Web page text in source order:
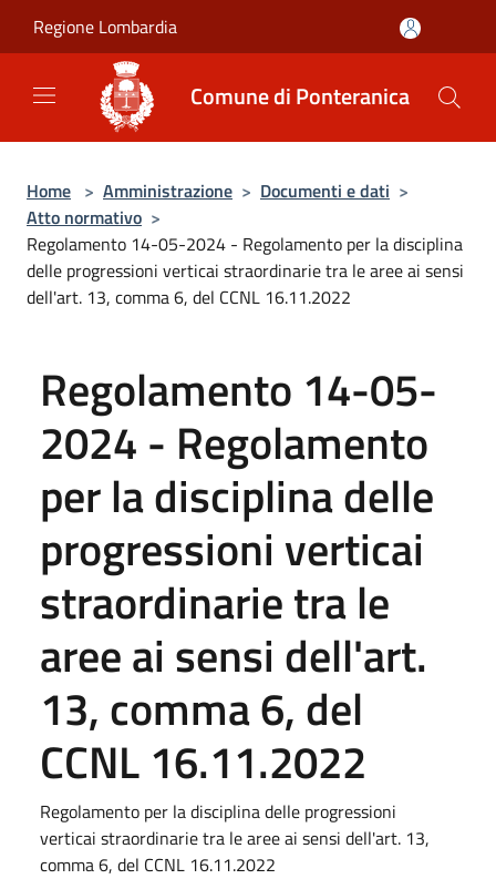
Regione Lombardia
Comune di Ponteranica
Home > Amministrazione > Documenti e dati >
Atto normativo >
Regolamento 14-05-2024 - Regolamento per la disciplina
delle progressioni verticai straordinarie tra le aree ai sensi
dell'art. 13, comma 6, del CCNL 16.11.2022
Regolamento 14-05-
2024 - Regolamento
per la disciplina delle
progressioni verticai
straordinarie tra le
aree ai sensi dell'art.
13, comma 6, del
CCNL 16.11.2022
Regolamento per la disciplina delle progressioni
verticai straordinarie tra le aree ai sensi dell'art. 13,
comma 6, del CCNL 16.11.2022